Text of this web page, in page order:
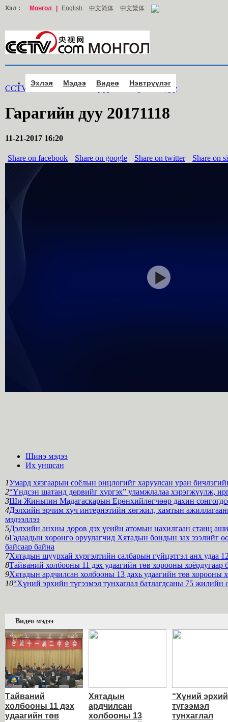
Хэл : Монгол English 中文简体 中文繁体
Эхлэл Мэдээ Видео Нэвтрүүлэг
CCTV.com Монгол > Нэвтрүүлэг >Гарагийн дуу
Гарагийн дуу 20171118
11-21-2017 16:20
Share on facebook Share on google Share on twitter Share on
Шинэ мэдээ
Их уншсан
1Умард хязгаарын соёлын онцлогийг харуулсан уран
2“Үндсэн шатанд дөрвийг хүргэх” уламжлалаа хэрэгжүүлж,
3Ши Жиньпин Мадагаскарын Ерөнхийлөгчөөр дахин
4Дэлхийн эрчим хүч интернэтийн хөгжил, хамтын
мэдээллээ
5Дэлхийн анхны дөрөв дэх үеийн атомын цахилгаан станц
6Гадаадын хөрөнгө оруулагчид Хятадын бондын зах зээлийг
байсаар байна
7Хятадын шуурхай хүргэлтийн салбарын гүйцэтгэл анх удаа
8Тайваний холбооны 11 дэх удаагийн төв хорооны хоёрдугаар
9Хятадын ардчилсан холбооны 13 дахь удаагийн төв хорооны
10“Хүний эрхийн түгээмэл тунхаглал батлагдсаны 75
Видео мэдээ
Тайваний
холбооны 11 дэх
удаагийн төв
Хятадын
ардчилсан
холбооны 13
“Хүний
түгээмэл
тунхаглал